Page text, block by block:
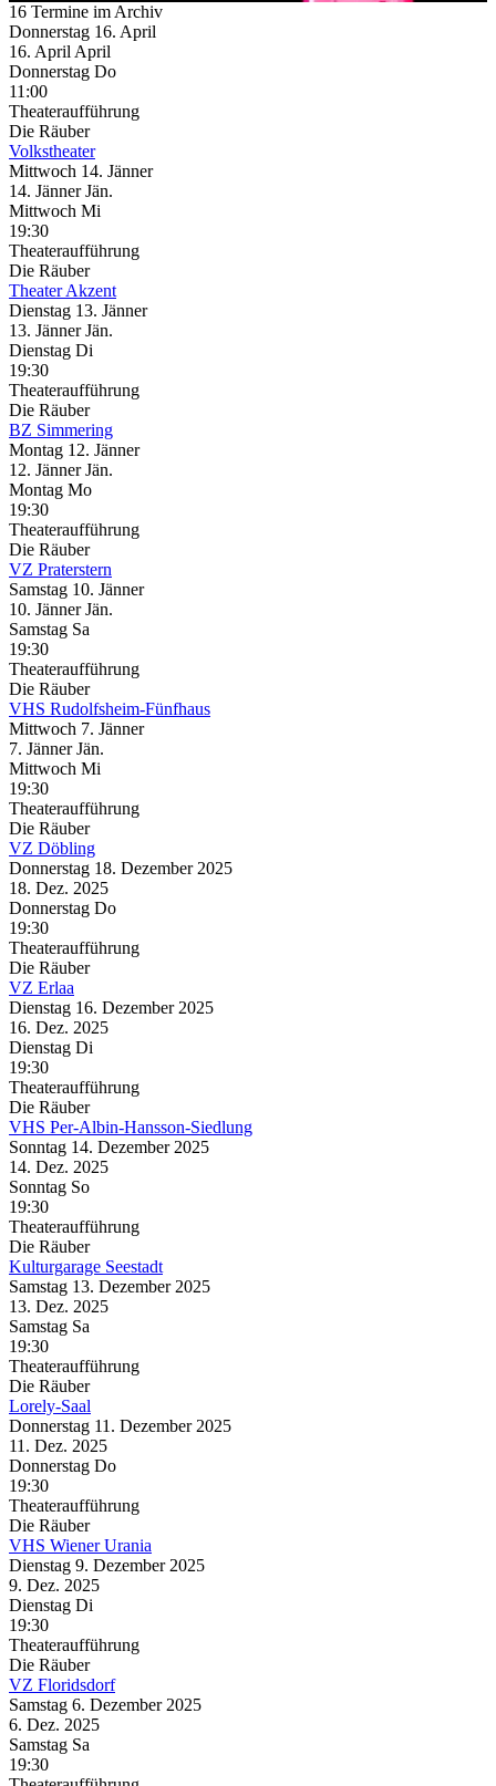
16 Termine im Archiv
Donnerstag 16. April
16. April April
Donnerstag Do
11:00
Theateraufführung
Die Räuber
Volkstheater
Mittwoch 14. Jänner
14. Jänner Jän.
Mittwoch Mi
19:30
Theateraufführung
Die Räuber
Theater Akzent
Dienstag 13. Jänner
13. Jänner Jän.
Dienstag Di
19:30
Theateraufführung
Die Räuber
BZ Simmering
Montag 12. Jänner
12. Jänner Jän.
Montag Mo
19:30
Theateraufführung
Die Räuber
VZ Praterstern
Samstag 10. Jänner
10. Jänner Jän.
Samstag Sa
19:30
Theateraufführung
Die Räuber
VHS Rudolfsheim-Fünfhaus
Mittwoch 7. Jänner
7. Jänner Jän.
Mittwoch Mi
19:30
Theateraufführung
Die Räuber
VZ Döbling
Donnerstag 18. Dezember 2025
18. Dez. 2025
Donnerstag Do
19:30
Theateraufführung
Die Räuber
VZ Erlaa
Dienstag 16. Dezember 2025
16. Dez. 2025
Dienstag Di
19:30
Theateraufführung
Die Räuber
VHS Per-Albin-Hansson-Siedlung
Sonntag 14. Dezember 2025
14. Dez. 2025
Sonntag So
19:30
Theateraufführung
Die Räuber
Kulturgarage Seestadt
Samstag 13. Dezember 2025
13. Dez. 2025
Samstag Sa
19:30
Theateraufführung
Die Räuber
Lorely-Saal
Donnerstag 11. Dezember 2025
11. Dez. 2025
Donnerstag Do
19:30
Theateraufführung
Die Räuber
VHS Wiener Urania
Dienstag 9. Dezember 2025
9. Dez. 2025
Dienstag Di
19:30
Theateraufführung
Die Räuber
VZ Floridsdorf
Samstag 6. Dezember 2025
6. Dez. 2025
Samstag Sa
19:30